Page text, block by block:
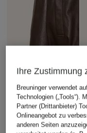
Ihre Zustimmung
Breuninger verwendet
Technologien („Tools“).
Partner (Drittanbieter)
Onlineangebot zu
anderen Seiten